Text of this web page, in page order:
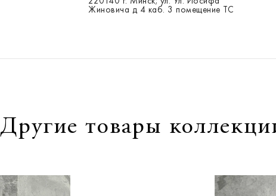
Жиновича д 4 каб. 3 помещение ТС
Другие товары